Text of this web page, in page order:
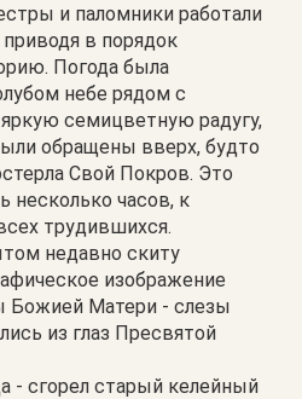
и паломники работали
в порядок
Погода была
небе рядом с
семицветную радугу,
обращены вверх, будто
Свой Покров. Это
несколько часов, к
трудившихся.
недавно скиту
изображение
Божией Матери - слезы
из глаз Пресвятой
- сгорел старый келейный